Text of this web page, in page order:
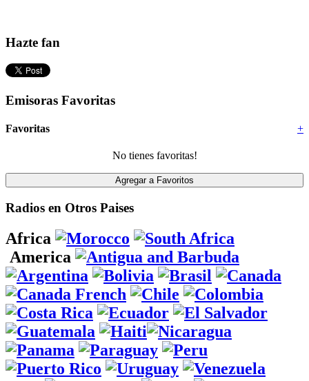
Hazte fan
Emisoras Favoritas
+
Favoritas
No tienes favoritas!
Radios en Otros Paises
Africa
America